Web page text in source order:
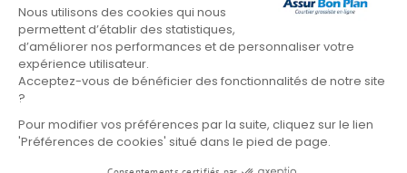
Nous utilisons des cookies qui nous
permettent d’établir des statistiques,
d’améliorer nos performances et de personnaliser votre
expérience utilisateur.
Acceptez-vous de bénéficier des fonctionnalités de notre site
?
Pour modifier vos préférences par la suite, cliquez sur le lien
'Préférences de cookies' situé dans le pied de page.